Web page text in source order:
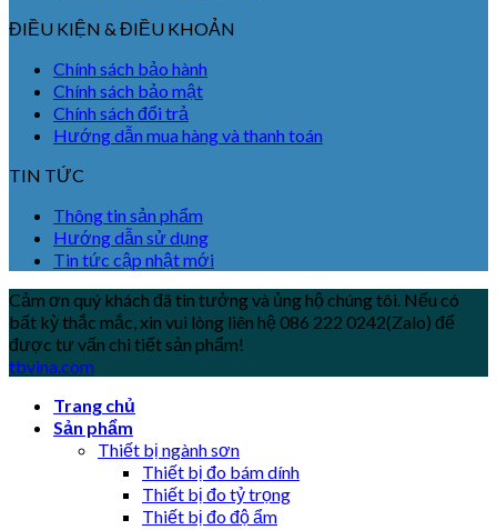
ĐIỀU KIỆN & ĐIỀU KHOẢN
Chính sách bảo hành
Chính sách bảo mật
Chính sách đổi trả
Hướng dẫn mua hàng và thanh toán
TIN TỨC
Thông tin sản phẩm
Hướng dẫn sử dụng
Tin tức cập nhật mới
Cảm ơn quý khách đã tin tưởng và ủng hộ chúng tôi. Nếu có
bất kỳ thắc mắc, xin vui lòng liên hệ 086 222 0242(Zalo) để
được tư vấn chi tiết sản phẩm!
tbvina.com
Trang chủ
Sản phẩm
Thiết bị ngành sơn
Thiết bị đo bám dính
Thiết bị đo tỷ trọng
Thiết bị đo độ ẩm